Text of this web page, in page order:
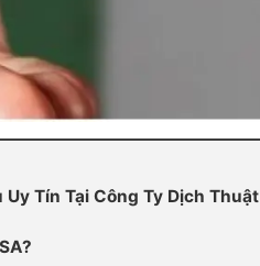
Tín Tại Công Ty Dịch Thuật